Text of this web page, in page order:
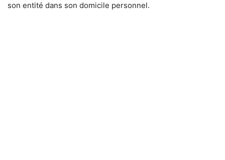
son entité dans son domicile personnel.